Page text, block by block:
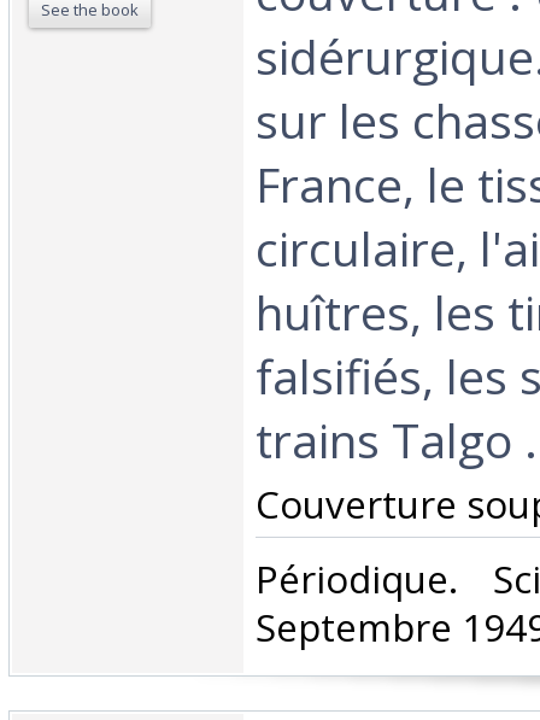
See the book
sur les
France, le
circulaire,
huîtres, les
falsifiés, les
trains Talgo
‎Couverture
‎Périodique.
Septembre